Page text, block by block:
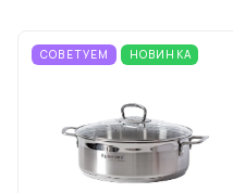
СОВЕТУЕМ НОВИНКА